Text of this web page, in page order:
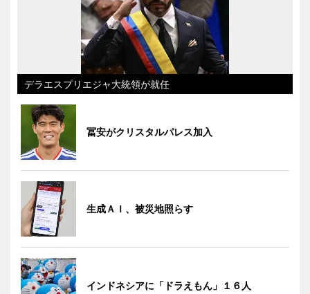
デラエスプリエジャ大統領が就任
冨安がクリスタルパレス加入
生成ＡＩ、被災地照らす
インドネシアに「ドラえもん」１６人